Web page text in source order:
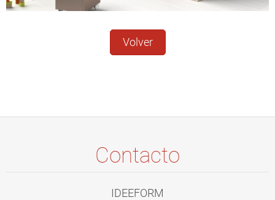
Volver
Contacto
IDEEFORM